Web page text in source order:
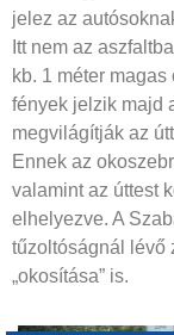
jelez az
Itt nem az
kb. 1 méter
fények jelzik majd
megvilágítják az
Ennek az
valamint az úttest
elhelyezve. A
tűzoltóságnál lévő
„okosítása” is.